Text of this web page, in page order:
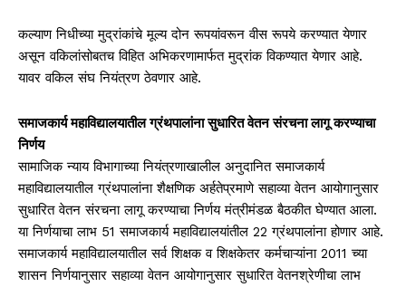
कल्याण निधीच्या मुद्रांकांचे मूल्य दोन रूपयांवरून वीस रूपये करण्यात येणार
असून वकिलांसोबतच विहित अभिकरणामार्फत मुद्रांक विकण्यात येणार आहे.
यावर वकिल संघ नियंत्रण ठेवणार आहे.
समाजकार्य महाविद्यालयातील ग्रंथपालांना सुधारित वेतन संरचना लागू करण्याचा
निर्णय
सामाजिक न्याय विभागाच्या नियंत्रणाखालील अनुदानित समाजकार्य
महाविद्यालयातील ग्रंथपालांना शैक्षणिक अर्हतेप्रमाणे सहाव्या वेतन आयोगानुसार
सुधारित वेतन संरचना लागू करण्याचा निर्णय मंत्रीमंडळ बैठकीत घेण्यात आला.
या निर्णयाचा लाभ 51 समाजकार्य महाविद्यालयांतील 22 ग्रंथपालांना होणार आहे.
समाजकार्य महाविद्यालयातील सर्व शिक्षक व शिक्षकेतर कर्मचाऱ्यांना 2011 च्या
शासन निर्णयानुसार सहाव्या वेतन आयोगानुसार सुधारित वेतनश्रेणीचा लाभ